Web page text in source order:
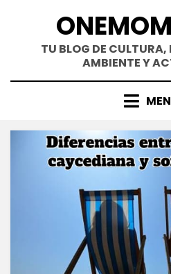
contenidoTU BLOG DE
AMBIENTE Y